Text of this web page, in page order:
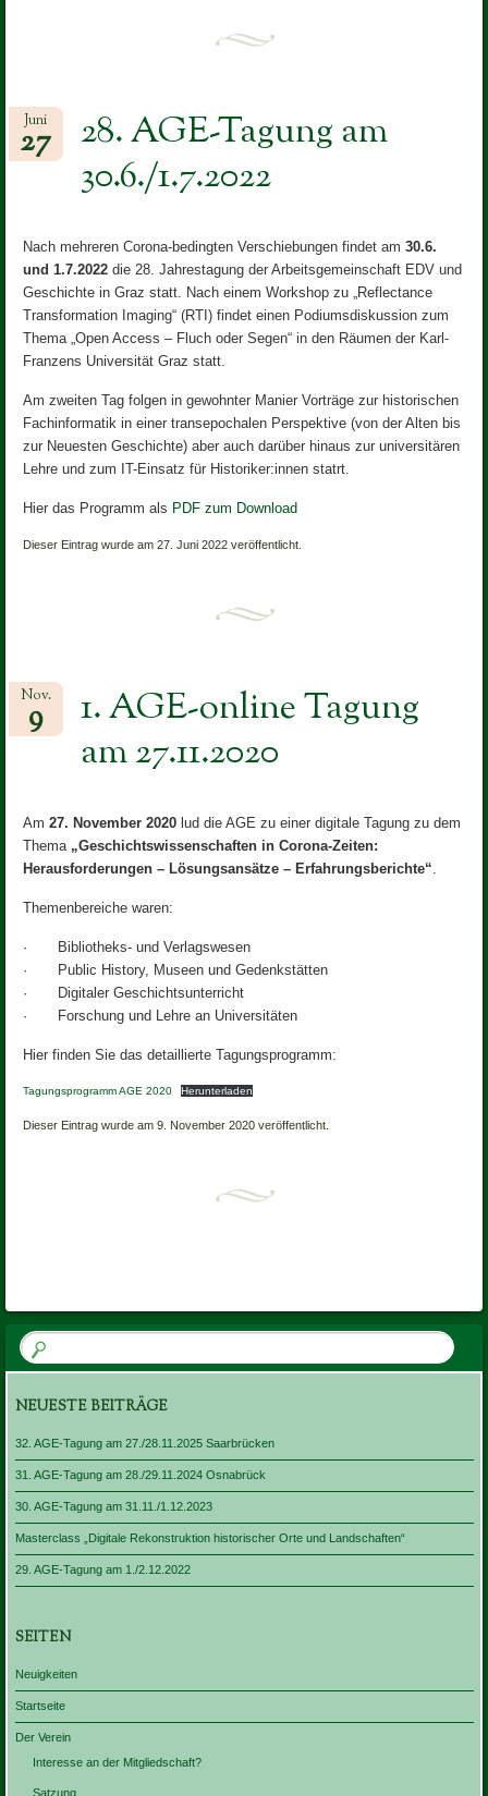
28. AGE-Tagung am
30.6./1.7.2022
Juni
27
Nach mehreren Corona-bedingten Verschiebungen findet am30.6.
und 1.7.2022 die 28. Jahrestagung der Arbeitsgemeinschaft EDV und
Geschichte in Graz statt. Nach einem Workshop zu „Reflectance
Transformation Imaging“ (RTI) findet einen Podiumsdiskussion zum
Thema „Open Access – Fluch oder Segen“ in den Räumen der Karl-
Franzens Universität Graz statt.
Am zweiten Tag folgen in gewohnter Manier Vorträge zur historischen
Fachinformatik in einer transepochalen Perspektive (von der Alten bis
zur Neuesten Geschichte) aber auch darüber hinaus zur universitären
Lehre und zum IT-Einsatz für Historiker:innen statrt.
Hier das Programm als PDF zum Download
Dieser Eintrag wurde am 27. Juni 2022 veröffentlicht.
1. AGE-online Tagung
am 27.11.2020
Nov.
9
Am27. November 2020lud die AGE zu einer digitale Tagung zu dem
Thema „Geschichtswissenschaften in Corona-Zeiten:
Herausforderungen – Lösungsansätze – Erfahrungsberichte“
Themenbereiche waren:
· Bibliotheks- und Verlagswesen
· Public History, Museen und Gedenkstätten
· Digitaler Geschichtsunterricht
· Forschung und Lehre an Universitäten
Hier finden Sie das detaillierte Tagungsprogramm:
Tagungsprogramm AGE 2020 Herunterladen
Dieser Eintrag wurde am 9. November 2020 veröffentlicht.
NEUESTE BEITRÄGE
32. AGE-Tagung am 27./28.11.2025 Saarbrücken
31. AGE-Tagung am 28./29.11.2024 Osnabrück
30. AGE-Tagung am 31.11./1.12.2023
Masterclass „Digitale Rekonstruktion historischer Orte und Landschaften“
29. AGE-Tagung am 1./2.12.2022
SEITEN
Neuigkeiten
Startseite
Der Verein
Interesse an der Mitgliedschaft?
Satzung